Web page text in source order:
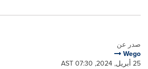
صدر عن
Wego
25 أبريل, 2024, 07:30 AST